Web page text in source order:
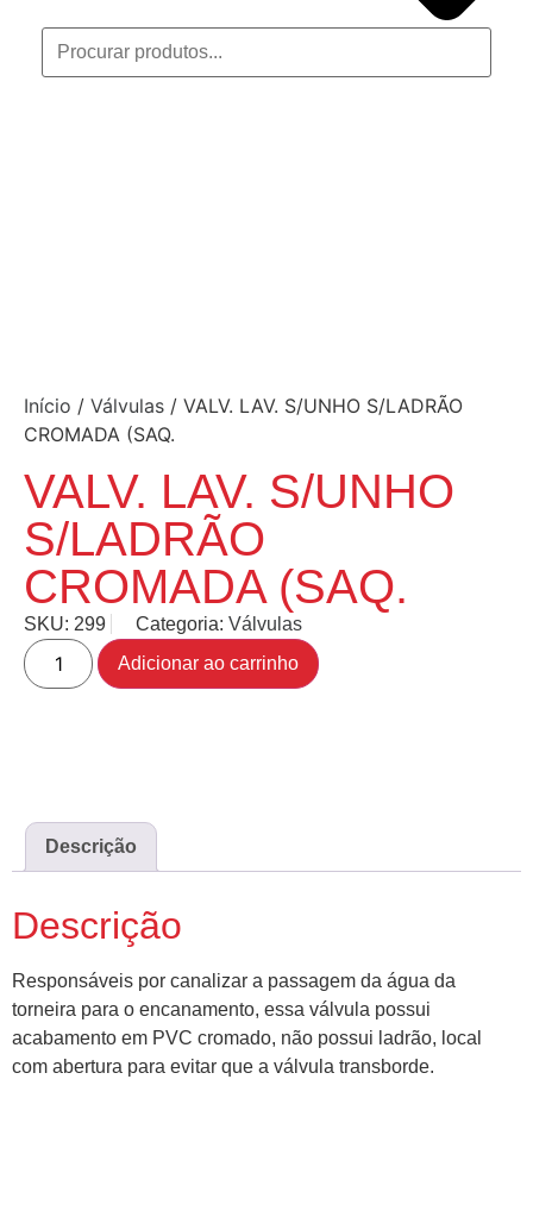
Início / Válvulas / VALV. LAV. S/UNHO S/LADRÃO
CROMADA (SAQ.
VALV. LAV. S/UNHO
S/LADRÃO
CROMADA (SAQ.
Adicionar ao carrinho
SKU: 299 Categoria: Válvulas
Descrição
Descrição
Responsáveis por canalizar a passagem da água da
torneira para o encanamento, essa válvula possui
acabamento em PVC cromado, não possui ladrão, local
com abertura para evitar que a válvula transborde.